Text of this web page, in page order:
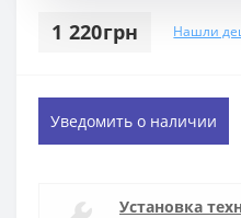
1 220грн Нашли
Уведомить о наличии
Установка